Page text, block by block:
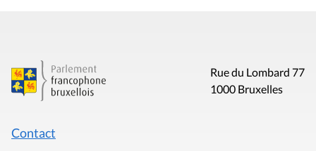
Rue du Lombard 77
1000 Bruxelles
Contact